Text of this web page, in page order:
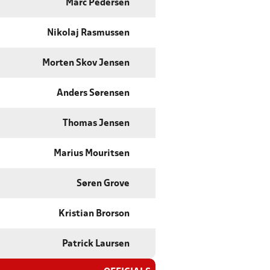
Marc Pedersen
Nikolaj Rasmussen
Morten Skov Jensen
Anders Sørensen
Thomas Jensen
Marius Mouritsen
Søren Grove
Kristian Brorson
Patrick Laursen